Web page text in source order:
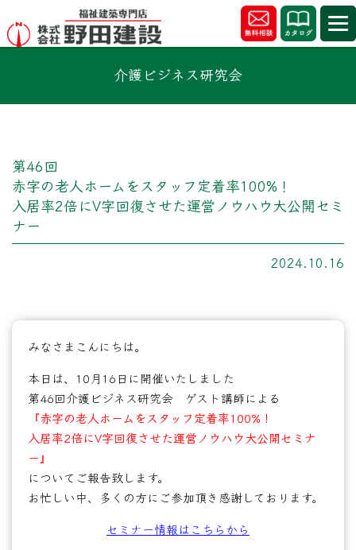
介護ビジネス研究会
第46回
赤字の老人ホームをスタッフ定着率100%！
入居率2倍にV字回復させた運営ノウハウ大公開セミ
ナー
2024.10.16
みなさまこんにちは。
本日は、10月16日に開催いたしました
第46回介護ビジネス研究会 ゲスト講師による
『赤字の老人ホームをスタッフ定着率100%！
入居率2倍にV字回復させた運営ノウハウ大公開セミナ
ー』
についてご報告致します。
お忙しい中、多くの方にご参加頂き感謝しております。
セミナー情報はこちらから